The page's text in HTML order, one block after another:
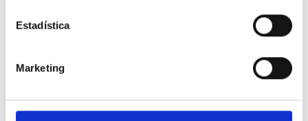
Estadística
Marketing